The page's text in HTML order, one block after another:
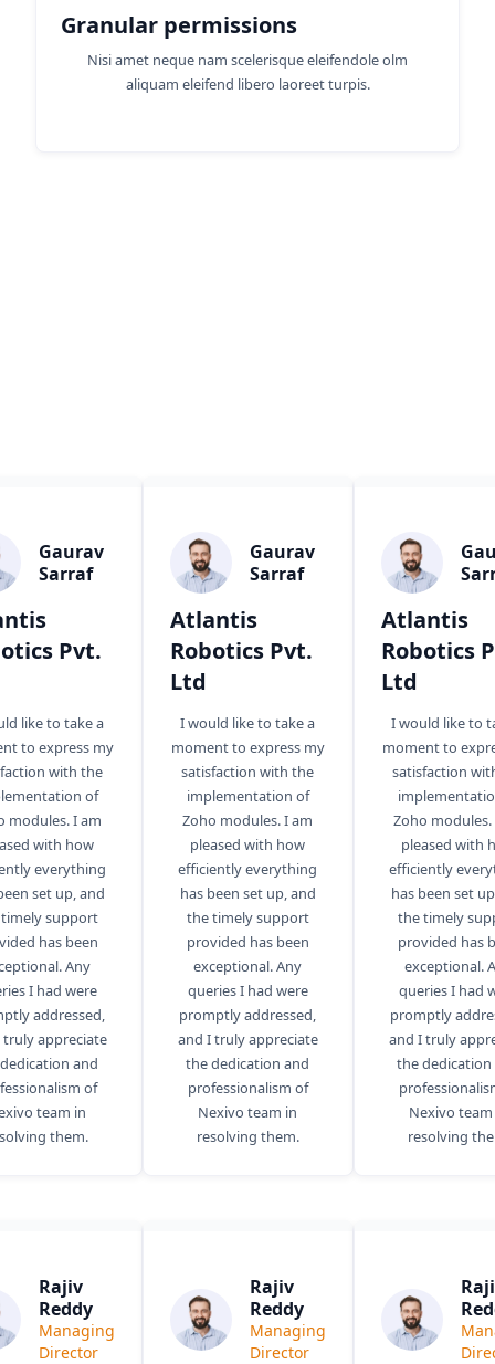
Granular permissions
Nisi amet neque nam scelerisque eleifendole olm
aliquam eleifend libero laoreet turpis.
Gaurav
Sarraf
Pvt.
like to take a
to express my
with the
of
modules. I am
with how
everything
set up, and
support
has been
Any
I had were
addressed,
truly appreciate
and
of
team in
them.
Rajiv
Reddy
Managing
Director
Gaurav
Sarraf
Atlantis
Robotics Pvt.
Ltd
I would like to take a
moment to express my
satisfaction with the
implementation of
Zoho modules. I am
pleased with how
efficiently everything
has been set up, and
the timely support
provided has been
exceptional. Any
queries I had were
promptly addressed,
and I truly appreciate
the dedication and
professionalism of
Nexivo team in
resolving them.
Rajiv
Reddy
Managing
Director
Atlantis
Robotics
Ltd
I would like to
moment to
satisfaction
Zoho modules.
pleased with
efficiently
has been set
the timely
provided has
exceptional.
queries I had
promptly
and I truly
the dedication
Nexivo
resolving